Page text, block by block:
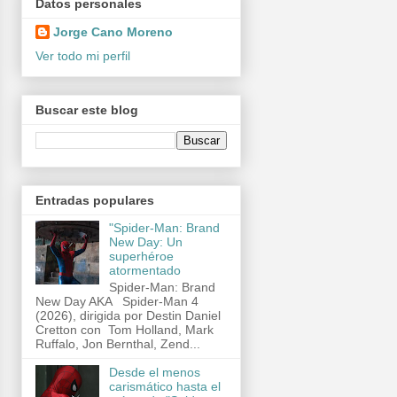
Datos personales
Jorge Cano Moreno
Ver todo mi perfil
Buscar este blog
Entradas populares
"Spider-Man: Brand
New Day: Un
superhéroe
atormentado
Spider-Man: Brand
New Day AKA Spider-Man 4
(2026), dirigida por Destin Daniel
Cretton con Tom Holland, Mark
Ruffalo, Jon Bernthal, Zend...
Desde el menos
carismático hasta el